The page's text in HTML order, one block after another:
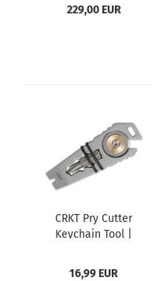
229,00 EUR
CRKT Pry Cutter
Keychain Tool |
16,99 EUR